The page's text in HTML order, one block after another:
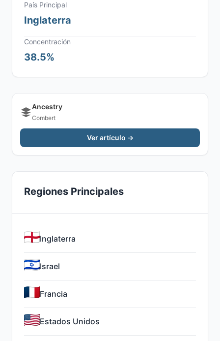
País Principal
Inglaterra
Concentración
38.5%
Ancestry
Combert
Ver artículo →
Regiones Principales
Inglaterra
Israel
Francia
Estados Unidos